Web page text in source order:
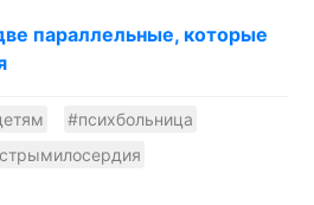
параллельные, которые
#психбольница